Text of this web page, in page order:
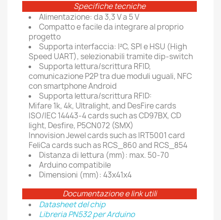
Specifiche tecniche
Alimentazione: da 3,3 V a 5 V
Compatto e facile da integrare al proprio
progetto
Supporta interfaccia: I²C, SPI e HSU (High
Speed UART), selezionabili tramite dip-switch
Supporta lettura/scrittura RFID,
comunicazione P2P tra due moduli uguali, NFC
con smartphone Android
Supporta lettura/scrittura RFID:
Mifare 1k, 4k, Ultralight, and DesFire cards
ISO/IEC 14443-4 cards such as CD97BX, CD
light, Desfire, P5CN072 (SMX)
Innovision Jewel cards such as IRT5001 card
FeliCa cards such as RCS_860 and RCS_854
Distanza di lettura (mm): max. 50-70
Arduino compatibile
Dimensioni (mm): 43x41x4
Documentazione e link utili
Datasheet del chip
Libreria PN532 per Arduino